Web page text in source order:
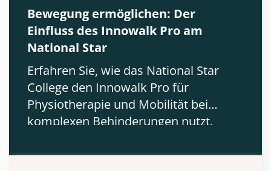
Bewegung ermöglichen: Der
Einfluss des Innowalk Pro am
National Star
Erfahren Sie, wie das National Star
College den Innowalk Pro für
Physiotherapie und Mobilität bei
komplexen Behinderungen nutzt.